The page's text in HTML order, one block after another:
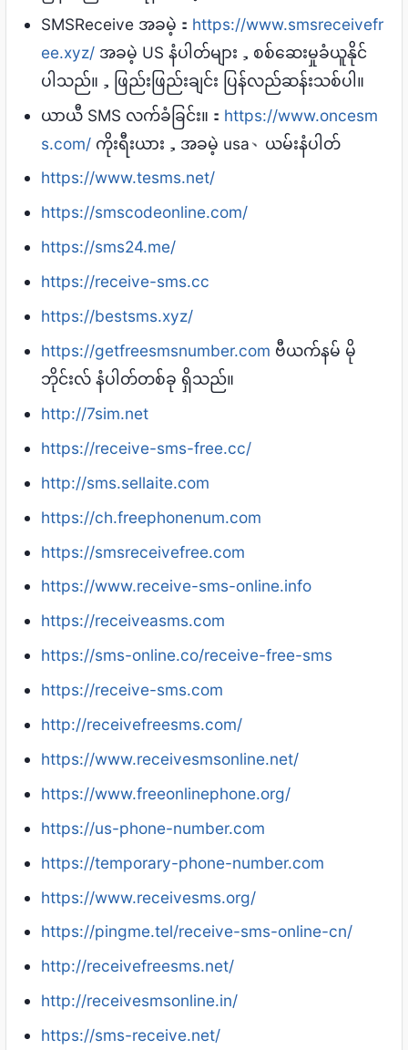
SMSReceive အခမဲ့： https://www.smsreceivefr
ee.xyz/ အခမဲ့ US နံပါတ်များ，စစ်ဆေးမှုခံယူနိုင်
ပါသည်။，ဖြည်းဖြည်းချင်း ပြန်လည်ဆန်းသစ်ပါ။
ယာယီ SMS လက်ခံခြင်း။： https://www.oncesm
s.com/ ကိုးရီးယား，အခမဲ့ usa、ယမ်းနံပါတ်
https://www.tesms.net/
https://smscodeonline.com/
https://sms24.me/
https://receive-sms.cc
https://bestsms.xyz/
https://getfreesmsnumber.com ဗီယက်နမ် မို
ဘိုင်းလ် နံပါတ်တစ်ခု ရှိသည်။
http://7sim.net
https://receive-sms-free.cc/
http://sms.sellaite.com
https://ch.freephonenum.com
https://smsreceivefree.com
https://www.receive-sms-online.info
https://receiveasms.com
https://sms-online.co/receive-free-sms
https://receive-sms.com
http://receivefreesms.com/
https://www.receivesmsonline.net/
https://www.freeonlinephone.org/
https://us-phone-number.com
https://temporary-phone-number.com
https://www.receivesms.org/
https://pingme.tel/receive-sms-online-cn/
http://receivefreesms.net/
http://receivesmsonline.in/
https://sms-receive.net/